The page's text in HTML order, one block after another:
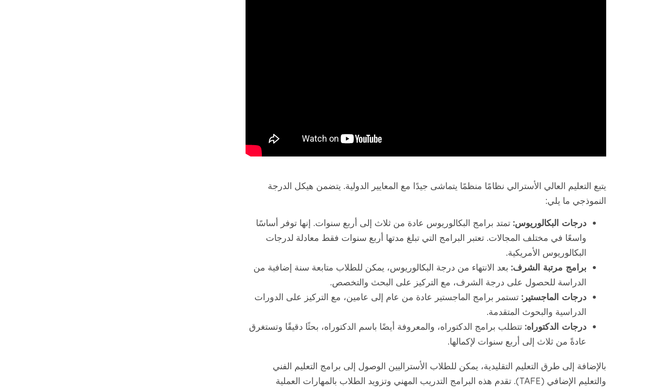
يتبع التعليم العالي الأسترالي نظامًا منظمًا يتماشى جيدًا مع المعايير الدولية. يتضمن هيكل الدرجة
النموذجي ما يلي:
درجات البكالوريوس: تمتد برامج البكالوريوس عادة من ثلاث إلى أربع سنوات. إنها توفر أساسًا
واسعًا في مختلف المجالات. تعتبر البرامج التي تبلغ مدتها أربع سنوات فقط معادلة لدرجات
البكالوريوس الأمريكية.
برامج مرتبة الشرف: بعد الانتهاء من درجة البكالوريوس، يمكن للطلاب متابعة سنة إضافية من
الدراسة للحصول على درجة الشرف، مع التركيز على البحث والتخصص.
درجات الماجستير: تستمر برامج الماجستير عادة من عام إلى عامين، مع التركيز على الدورات
الدراسية والبحوث المتقدمة.
درجات الدكتوراه: تتطلب برامج الدكتوراه، والمعروفة أيضًا باسم الدكتوراه، بحثًا دقيقًا وتستغرق
عادةً من ثلاث إلى أربع سنوات لإكمالها.
بالإضافة إلى طرق التعليم التقليدية، يمكن للطلاب الأستراليين الوصول إلى برامج التعليم الفني
والتعليم الإضافي (TAFE). تقدم هذه البرامج التدريب المهني وتزويد الطلاب بالمهارات العملية